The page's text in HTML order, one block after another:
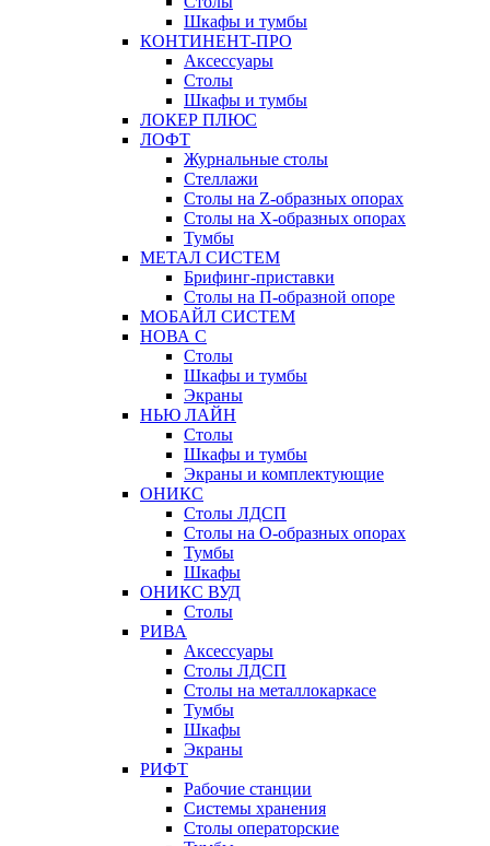
Шкафы и тумбы
КОНТИНЕНТ-ПРО
Аксессуары
Столы
Шкафы и тумбы
ЛОКЕР ПЛЮС
ЛОФТ
Журнальные столы
Стеллажи
Столы на Z-образных опорах
Столы на Х-образных опорах
Тумбы
МЕТАЛ СИСТЕМ
Брифинг-приставки
Столы на П-образной опоре
МОБАЙЛ СИСТЕМ
НОВА С
Столы
Шкафы и тумбы
Экраны
НЬЮ ЛАЙН
Столы
Шкафы и тумбы
Экраны и комплектующие
ОНИКС
Столы ЛДСП
Столы на О-образных опорах
Тумбы
Шкафы
ОНИКС ВУД
Столы
РИВА
Аксессуары
Столы ЛДСП
Столы на металлокаркасе
Тумбы
Шкафы
Экраны
РИФТ
Рабочие станции
Системы хранения
Столы операторские